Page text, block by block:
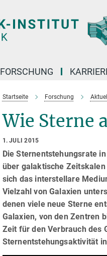
FORSCHUNG
Startseite Forschung
Wie Sterne
1. JULI 2015
Die Sternentstehungsrate
über galaktische
sich das interstellare
Vielzahl von Galaxien
denen viele neue Sterne
Galaxien, von den Zentren
Zeit für den Verbrauch des
Sternentstehungsaktivität